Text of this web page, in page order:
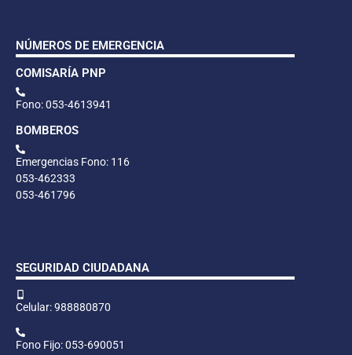
NÚMEROS DE EMERGENCIA
COMISARÍA PNP
Fono: 053-4613941
BOMBEROS
Emergencias Fono: 116
053-462333
053-461796
SEGURIDAD CIUDADANA
Celular: 988880870
Fono Fijo: 053-690051